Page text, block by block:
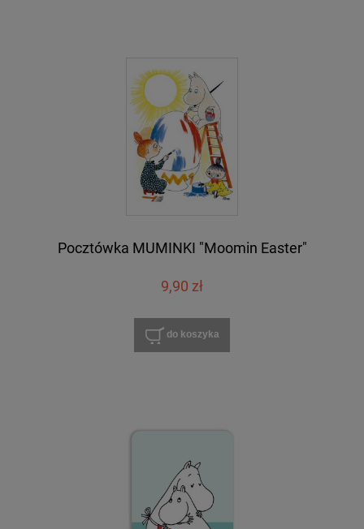
Pocztówka MUMINKI "Moomin Easter"
9,90 zł
do koszyka